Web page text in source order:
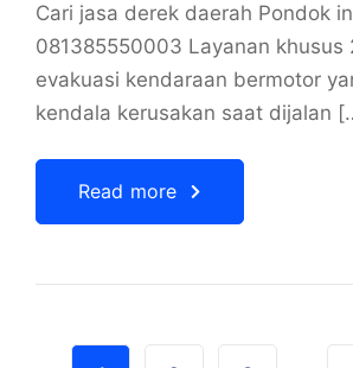
Cari jasa derek daerah Pondok
081385550003 Layanan khusus
evakuasi kendaraan bermotor
kendala kerusakan saat dijalan
Read more